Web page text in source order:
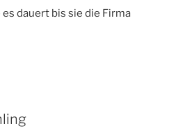
dauert bis sie die Firma